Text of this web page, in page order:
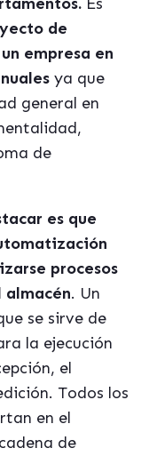
de
empresa en
ya que
general en
de
es que
procesos
almacén. Un
se sirve de
la ejecución
el
Todos los
en el
de